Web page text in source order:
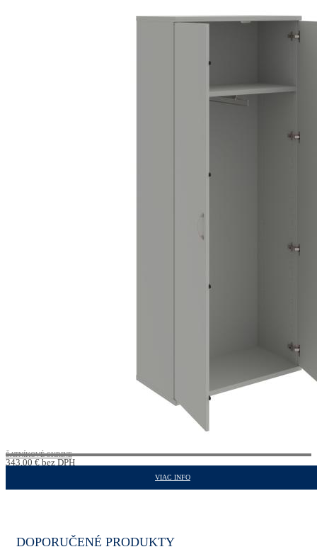
ŠATNÍKOVÉ SKRINE
343,00€bez DPH
VIAC INFO
DOPORUČENÉ PRODUKTY